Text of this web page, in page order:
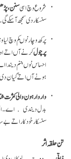
شروع وچ اسیسنن ،
سنسکار دی سمجھ آ سکے
پرکھ وچار نوں کم
پرچولکرنے آں اتے
احساس نوں جنم
ہونے آں اتے گیان دی
وار وار ہون والی کثرت
بدل دیندی اے۔ ایس
سنسکار خود کار اتے
تن حلقہ اثر